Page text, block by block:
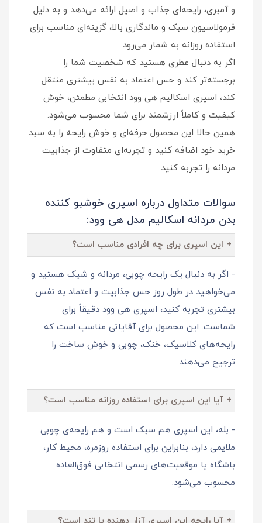
و آمبری، رایحه‌ای جذاب و اصیل ارائه می‌دهد و به دلیل
فرمولاسیون سبک و ماندگاری بالا، گزینه‌ای مناسب برای
استفاده روزانه به شمار می‌رود.
اگر به دنبال عطری هستید که شخصیت شما را
برجسته‌تر کند و حس اعتماد به‌ نفس بیشتری منتقل
کند، اسپری اسکالیم هی وود انتخابی مطمئن، خوش‌
کیفیت و کاملاً ارزشمند برای شما محسوب می‌شود.
همین حالا این محصول حرفه‌ای و خوش‌ رایحه را به سبد
خرید خود اضافه کنید و تجربه‌ای متفاوت از جذابیت
مردانه را تجربه کنید.
سوالات متداول درباره اسپری خوشبو کننده
بدن مردانه اسکالیم مدل هی وود:
+ این اسپری برای چه افرادی مناسب است؟
- اگر به دنبال یک رایحه چوبی، مردانه و شیک هستید و
می‌خواهید در طول روز حس جذابیت و اعتماد به‌ نفس
بیشتری تجربه کنید، اسپری هی وود دقیقاً برای
شماست. این محصول برای آقایانی مناسب است که
رایحه‌های کلاسیک، خنک، چوبی و خوش‌ ساخت را
ترجیح می‌دهند.
+ آیا این اسپری برای استفاده روزانه مناسب است؟
- بله، این اسپری هم سبک است و هم رایحه‌ی چوبی
ملایمی دارد، بنابراین برای استفاده روزمره، محیط کار،
باشگاه یا موقعیت‌های رسمی انتخابی فوق‌العاده
محسوب می‌شود.